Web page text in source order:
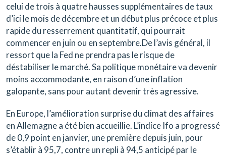
celui de trois à quatre hausses supplémentaires de taux
d’ici le mois de décembre et un début plus précoce et plus
rapide du resserrement quantitatif, qui pourrait
commencer en juin ou en septembre.De l’avis général, il
ressort que la Fed ne prendra pas le risque de
déstabiliser le marché. Sa politique monétaire va devenir
moins accommodante, en raison d’une inflation
galopante, sans pour autant devenir très agressive.
En Europe, l’amélioration surprise du climat des affaires
en Allemagne a été bien accueillie. L’indice Ifo a progressé
de 0,9 point en janvier, une première depuis juin, pour
s’établir à 95,7, contre un repli à 94,5 anticipé par le